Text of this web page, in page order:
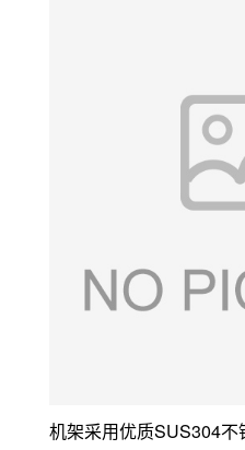
机架采用优质SUS304